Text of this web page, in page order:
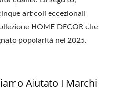
articoli eccezionali
HOME DECOR che
popolarità nel 2025.
Aiutato I Marchi